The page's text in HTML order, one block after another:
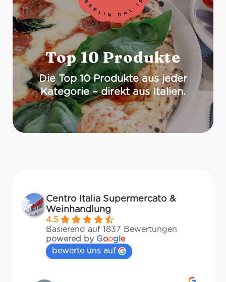
Top 10 Produkte
Die Top 10 Produkte aus jeder
Kategorie – direkt aus Italien.
Centro Italia Supermercato &
Weinhandlung
4.5
Basierend auf 1837 Bewertungen
powered by Google
bewerte uns auf